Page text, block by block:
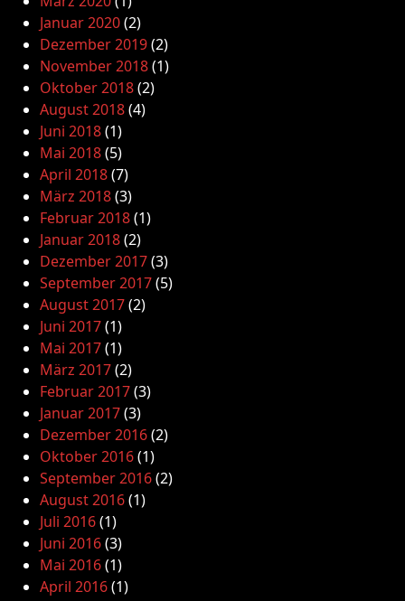
Januar 2020(2)
Dezember 2019(2)
November 2018(1)
Oktober 2018(2)
August 2018(4)
Juni 2018(1)
Mai 2018(5)
April 2018(7)
März 2018(3)
Februar 2018(1)
Januar 2018(2)
Dezember 2017(3)
September 2017(5)
August 2017(2)
Juni 2017(1)
Mai 2017(1)
März 2017(2)
Februar 2017(3)
Januar 2017(3)
Dezember 2016(2)
Oktober 2016(1)
September 2016(2)
August 2016(1)
Juli 2016(1)
Juni 2016(3)
Mai 2016(1)
April 2016(1)